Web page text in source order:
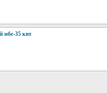
нбе-35 квт